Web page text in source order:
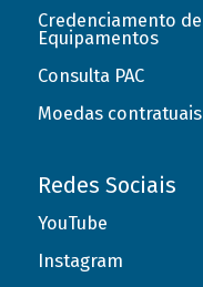
Credenciamento de
Equipamentos
Consulta PAC
Moedas contratuais
Redes Sociais
YouTube
Instagram